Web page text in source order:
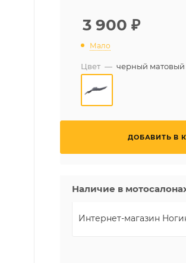
3 900 ₽
Мало
Цвет — черный матовый
ДОБАВИТЬ В
Наличие в
Интернет-магазин